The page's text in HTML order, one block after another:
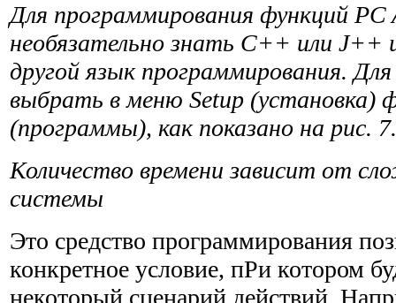
Для программирования функций PC
необязательно знать C++ или J++
другой язык программиро­вания.
выбрать в меню Setup (уста­новка)
(программы), как показано на рис.
Количество времени зави­сит от
системы
Это средство программирования
конкретное условие, пРи котором